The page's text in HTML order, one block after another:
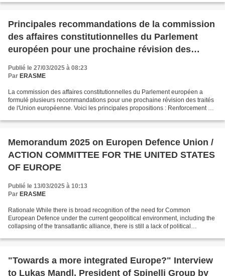
Principales recommandations de la commission
des affaires constitutionnelles du Parlement
européen pour une prochaine révision des
Publié le 27/03/2025 à 08:23
Par ERASME
La commission des affaires constitutionnelles du Parlement européen a
formulé plusieurs recommandations pour une prochaine révision des traités
de l'Union européenne. Voici les principales propositions : Renforcement du
Memorandum 2025 on Europen Defence Union /
ACTION COMMITTEE FOR THE UNITED STATES
OF EUROPE
Publié le 13/03/2025 à 10:13
Par ERASME
Rationale While there is broad recognition of the need for Common
European Defence under the current geopolitical environment, including the
collapsing of the transatlantic alliance, there is still a lack of political
"Towards a more integrated Europe?" Interview
to Lukas Mandl, President of Spinelli Group by